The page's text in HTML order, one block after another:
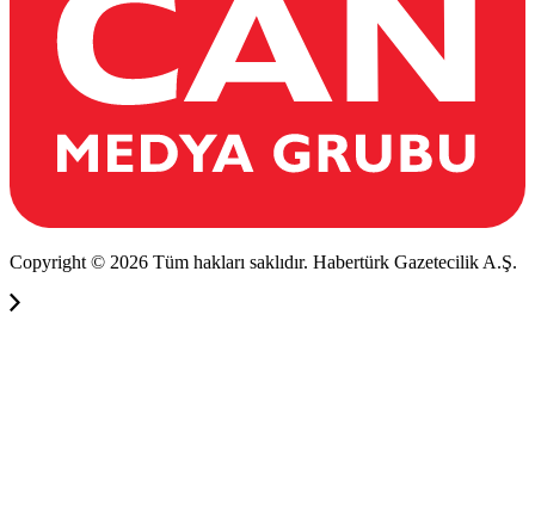
Copyright © 2026 Tüm hakları saklıdır. Habertürk Gazetecilik A.Ş.